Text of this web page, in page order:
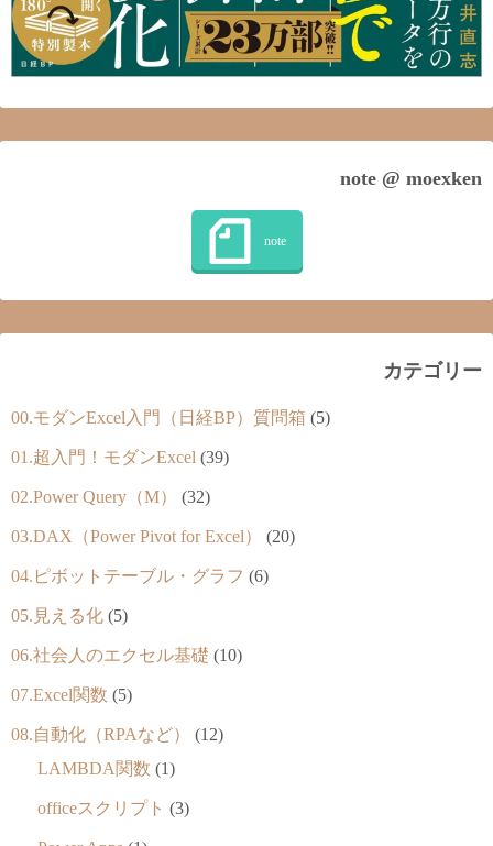
note @ moexken
カテゴリー
00.モダンExcel入門（日経BP）質問箱 (5)
01.超入門！モダンExcel (39)
02.Power Query（M） (32)
03.DAX（Power Pivot for Excel） (20)
04.ピボットテーブル・グラフ (6)
05.見える化 (5)
06.社会人のエクセル基礎 (10)
07.Excel関数 (5)
08.自動化（RPAなど）
(12)
LAMBDA関数 (1)
officeスクリプト (3)